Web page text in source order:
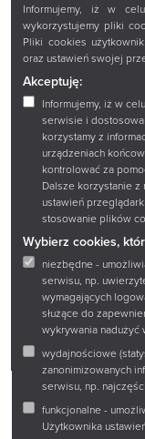
Informujemy, iż w
wykorzystujemy pliki
Pliki cookies
oraz ustawień swojej
Akceptuję:
Informujemy, iż w
serwisie i
korzystamy z
urządzeniach
kontrolować za
Dalsze korzystanie
ustawień
stosowanie plików
Wybierz cookies,
niezbędne -
serwisu, np.
wymagających
służące do
wykrywania nadużyć
wydajnościowe
zanonimizowanych
serwisu, np.
funkcjonalne -
Użytkownika
O nas
Katalogi i bazy
Zbiory
Oferta
Wydawnictwa
Projekty EU
©